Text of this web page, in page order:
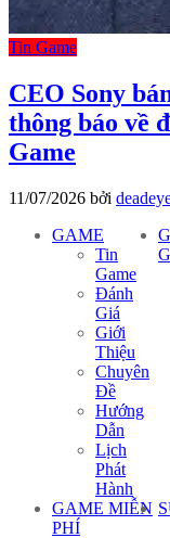
Tin Game
CEO Sony
thông báo về
Game
11/07/2026 bởi
GAME
Tin
Game
Đánh
Giá
Giới
Thiệu
Chuyên
Đề
Hướng
Dẫn
Lịch
Phát
Hành
GAME MIỄN
PHÍ